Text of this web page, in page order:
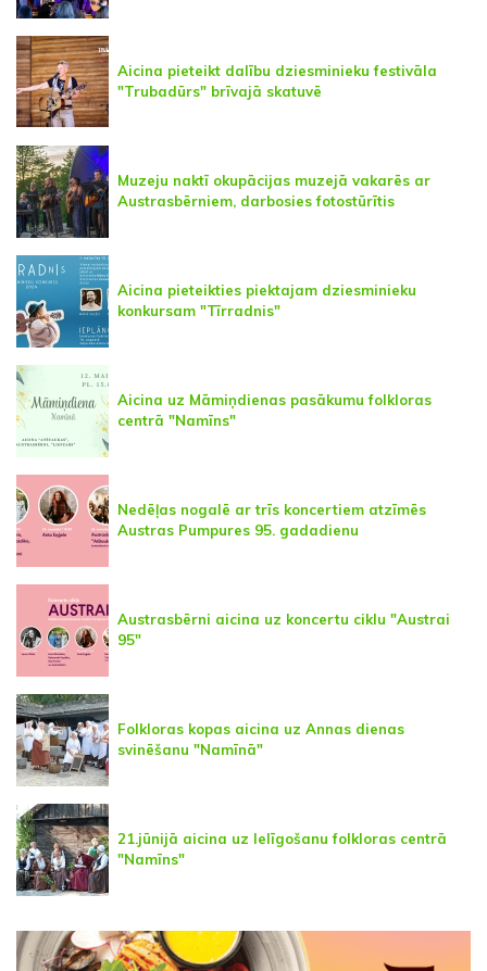
Aicina pieteikt dalību dziesminieku festivāla
"Trubadūrs" brīvajā skatuvē
Muzeju naktī okupācijas muzejā vakarēs ar
Austrasbērniem, darbosies fotostūrītis
Aicina pieteikties piektajam dziesminieku
konkursam "Tīrradnis"
Aicina uz Māmiņdienas pasākumu folkloras
centrā "Namīns"
Nedēļas nogalē ar trīs koncertiem atzīmēs
Austras Pumpures 95. gadadienu
Austrasbērni aicina uz koncertu ciklu "Austrai
95"
Folkloras kopas aicina uz Annas dienas
svinēšanu "Namīnā"
21.jūnijā aicina uz Ielīgošanu folkloras centrā
"Namīns"